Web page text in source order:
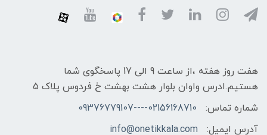
هفت روز هفته ،از ساعت 9 الی 17 پاسخگوی شما
هستیم.ادرس واوان بلوار هشت بهشت خ فردوس پلاک 5
شماره تماس:
02156168710----09376779107
آدرس ایمیل:
info@onetikkala.com